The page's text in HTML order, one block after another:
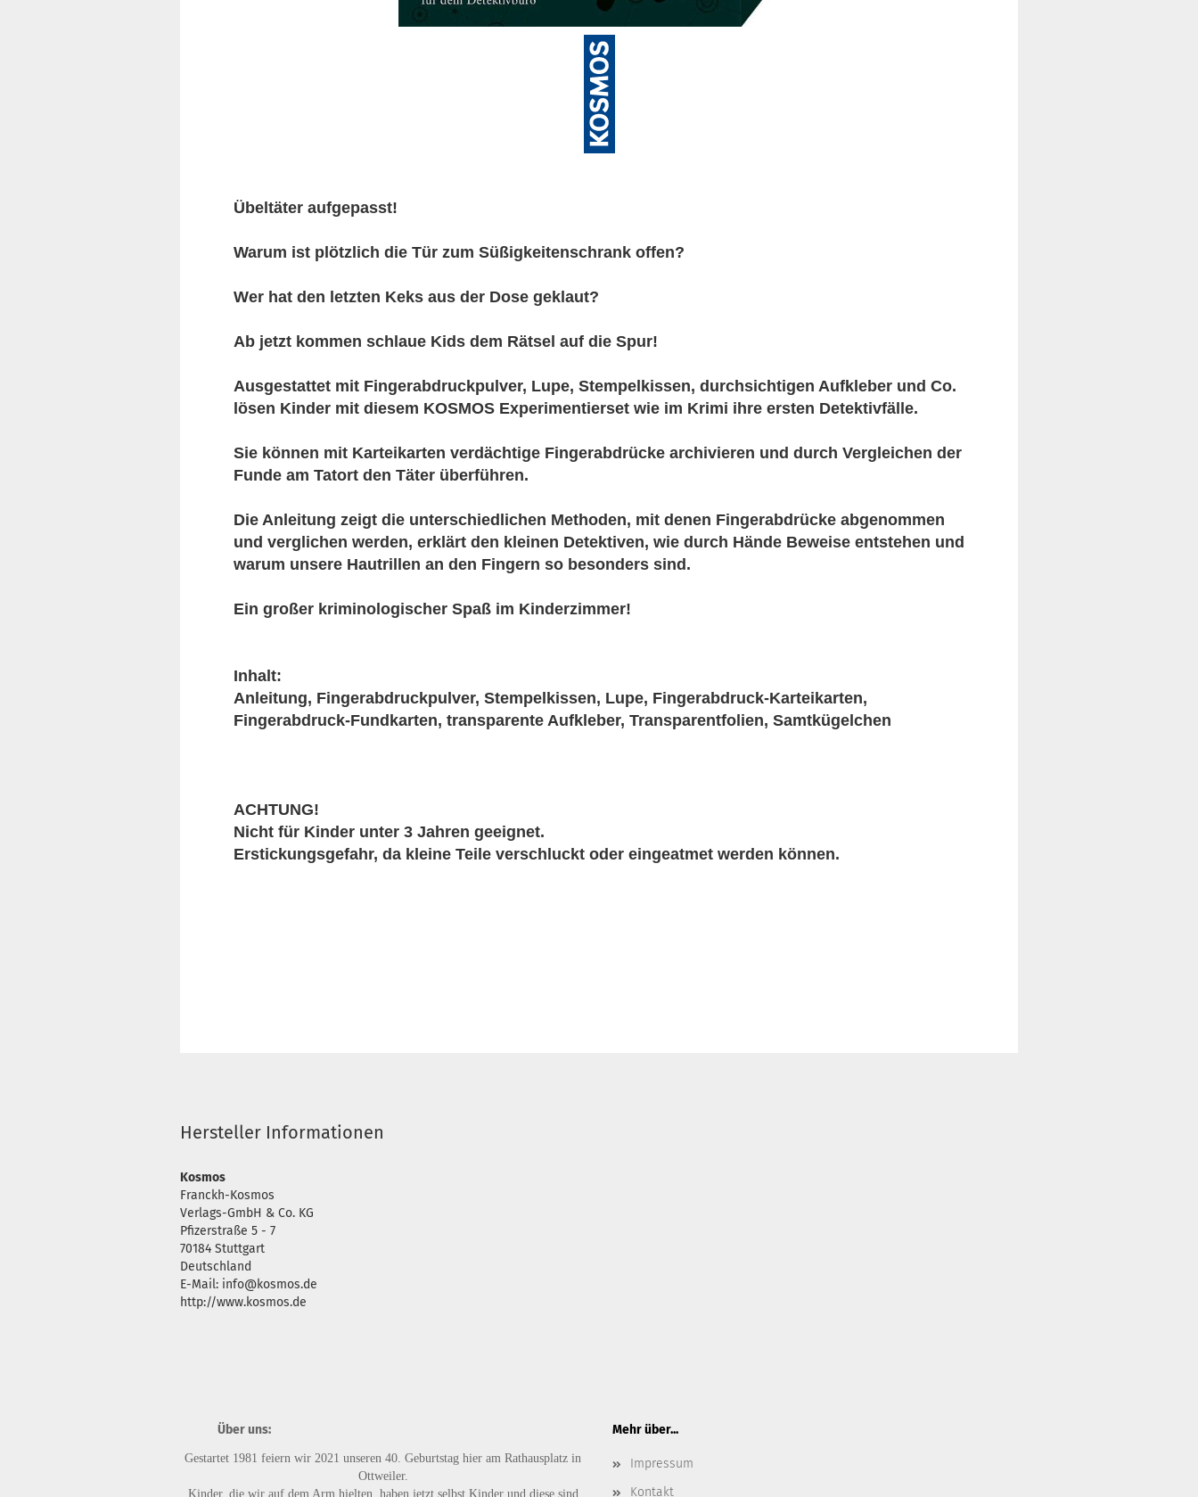
Übeltäter aufgepasst!
Warum ist plötzlich die Tür zum Süßigkeitenschrank offen?
Wer hat den letzten Keks aus der Dose geklaut?
Ab jetzt kommen schlaue Kids dem Rätsel auf die Spur!
Ausgestattet mit Fingerabdruckpulver, Lupe, Stempelkissen, durchsichtigen Aufkleber und Co.
lösen Kinder mit diesem KOSMOS Experimentierset wie im Krimi ihre ersten Detektivfälle.
Sie können mit Karteikarten verdächtige Fingerabdrücke archivieren und durch Vergleichen der
Funde am Tatort den Täter überführen.
Die Anleitung zeigt die unterschiedlichen Methoden, mit denen Fingerabdrücke abgenommen
und verglichen werden, erklärt den kleinen Detektiven, wie durch Hände Beweise entstehen und
warum unsere Hautrillen an den Fingern so besonders sind.
Ein großer kriminologischer Spaß im Kinderzimmer!
Inhalt:
Anleitung, Fingerabdruckpulver, Stempelkissen, Lupe, Fingerabdruck-Karteikarten,
Fingerabdruck-Fundkarten, transparente Aufkleber, Transparentfolien, Samtkügelchen
ACHTUNG!
Nicht für Kinder unter 3 Jahren geeignet.
Erstickungsgefahr, da kleine Teile verschluckt oder eingeatmet werden können.
Hersteller Informationen
Kosmos
Franckh-Kosmos
Verlags-GmbH & Co. KG
Pfizerstraße 5 - 7
70184 Stuttgart
Deutschland
E-Mail: info@kosmos.de
http://www.kosmos.de
Über uns:
Gestartet 1981 feiern wir 2021 unseren 40. Geburtstag hier am Rathausplatz in
Ottweiler.
Kinder, die wir auf dem Arm hielten, haben jetzt selbst Kinder und diese sind
Mehr über...
Impressum
Kontakt